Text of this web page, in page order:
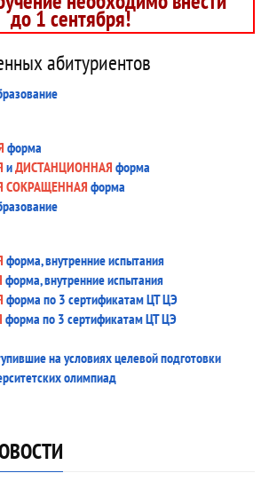
до 1 сентября!
абитуриентов
форма
иДИСТАНЦИОННАЯ форма
СОКРАЩЕННАЯ форма
форма, внутренние испытания
форма, внутренние испытания
форма по 3 сертификатам ЦТ ЦЭ
форма по 3 сертификатам ЦТ ЦЭ
на условиях целевой подготовки
олимпиад